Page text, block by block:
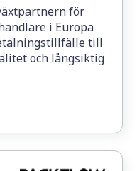
för
i Europa
till
och långsiktig